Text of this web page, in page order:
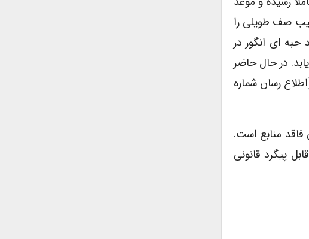
صف طویلی را
ای انگور در
در حال حاضر
رسان شماره
منابع است.
پیگرد قانونی